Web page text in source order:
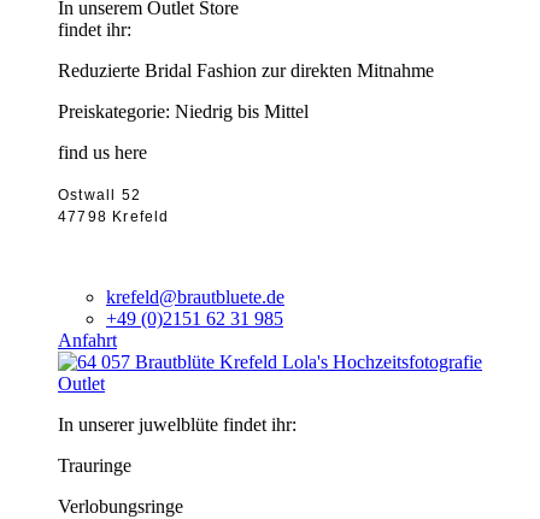
In unserem Outlet Store
findet ihr:
Reduzierte Bridal Fashion zur direkten Mitnahme
Preiskategorie: Niedrig bis Mittel
find us here
Ostwall 52
47798 Krefeld
krefeld@brautbluete.de
+49 (0)2151 62 31 985
Anfahrt
Outlet
In unserer juwelblüte findet ihr:
Trauringe
Verlobungsringe